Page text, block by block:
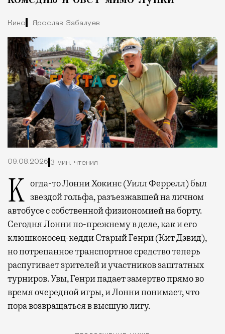
Кино Ярослав Забалуев
09.08.2026 3 мин. чтения
Когда-то Лонни Хокинс (Уилл Феррелл) был звездой гольфа, разъезжавшей на личном
автобусе с собственной физиономией на борту.
Сегодня Лонни по-прежнему в деле, как и его
клюшконосец-кедди Старый Генри (Кит Дэвид),
но потрепанное транспортное средство теперь
распугивает зрителей и участников заштатных
турниров. Увы, Генри падает замертво прямо во
время очередной игры, и Лонни понимает, что
пора возвращаться в высшую лигу.